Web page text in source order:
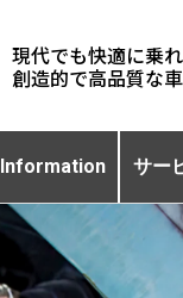
現代でも快適に乗
Information サー